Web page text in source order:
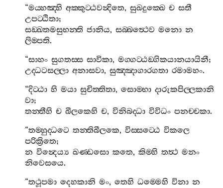
“මය‍්හඤ‍්හි අක‍්කුට‍්ඨවන්‍දිතෙ,සුඛදුක‍්ඛෙ ච සතී
උපට‍්ඨිතා;
සඞ‍්ඛතමසුභන‍්ති ජානිය,සබ‍්බත්‍ථෙව මනො න
ලිම‍්පති.
“සාහං සුගතස‍්ස සාවිකා,මග‍්ගට‍්ඨඞ‍්ගිකයානයායිනී;
උද‍්ධටසල‍්ලා අනාසවා,සුඤ‍්ඤාගාරගතා රමාමහං.
“දිට‍්ඨා හි මයා සුචිත‍්තිතා,සොම‍්භා දාරුකපිල‍්ලකානි
වා;
තන‍්තීහි ච ඛීලකෙහි ච,විනිබද‍්ධා විවිධං පනච‍්චකා.
“තම‍්හුද‍්ධටෙ තන‍්තිඛීලකෙ,විස‍්සට‍්ඨෙ විකලෙ
පරික්‍රිතෙ;
න වින්‍දෙය්‍ය ඛණ‍්ඩසො කතෙ,කිම‍්හි තත්‍ථ මනං
නිවෙසයෙ.
“තථූපමා දෙහකානි මං,තෙහි ධම‍්මෙහි විනා න